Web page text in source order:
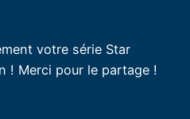
votre série Star
! Merci pour le partage !